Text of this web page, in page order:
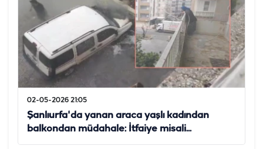
02-05-2026 21:05
Şanlıurfa'da yanan araca yaşlı kadından
balkondan müdahale: İtfaiye misali...